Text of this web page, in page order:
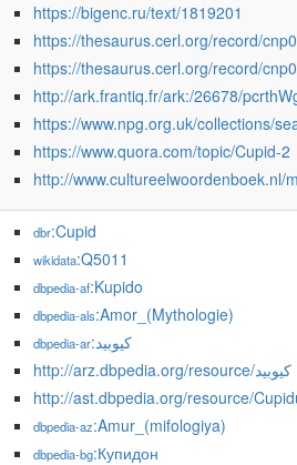
https://bigenc.ru/text/1819201
https://thesaurus.cerl.org/record/
https://thesaurus.cerl.org/record/
http://ark.frantiq.fr/ark:/26678/
https://www.npg.org.uk/collections/
https://www.quora.com/topic/Cupid-2
http://www.cultureelwoordenboek.nl/
dbr:Cupid
wikidata:Q5011
dbpedia-af:Kupido
dbpedia-als:Amor_(Mythologie)
dbpedia-ar :كيوبيد
http://arz.dbpedia.org/resource/كيوبيد
http://ast.dbpedia.org/resource/
dbpedia-az:Amur_(mifologiya)
dbpedia-bg:Купидон